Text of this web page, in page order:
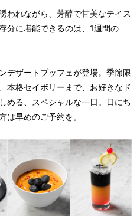
われながら、芳醇で⽢美なテイス
分に堪能できるのは、1週間の
デザートブッフェが登場。季節限
本格セイボリーまで、お好きなド
める、スペシャルな一日。日にち
は早めのご予約を。